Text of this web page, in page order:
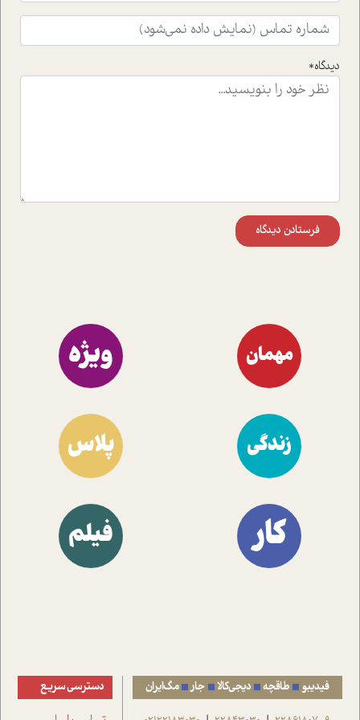
افکنده است.فصل اتاق 333 شما را پای صحبت یک تجربه ی
واقعی در ارتباط با اختلال شخصیت اسکزوئید و مشکلات و نیز
راهکارهای حل آن قرار می دهد که در اتاق درمان اتفاق افتاده
موثرترین راهکارهای استفاده از هوش مصنوعی در حوزه های
دیدگاه*
فرستادن دیدگاه
مهمان ویژه
زندگی پلاس
کار فیلم
فیدیبو طاقچه دیجی‌کالا جار مگ‌ایران دسترسی سریع